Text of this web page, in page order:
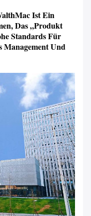
Ist Ein
Das „Produkt
Standards Für
Management Und